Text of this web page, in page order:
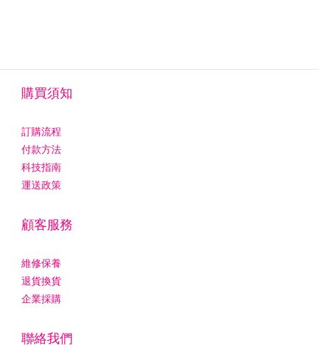
購買須知
訂購流程
付款方法
科技指南
運送政策
顧客服務
維修保養
退貨換貨
企業採購
聯絡我們